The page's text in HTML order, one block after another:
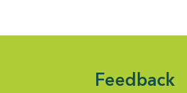
Feedback